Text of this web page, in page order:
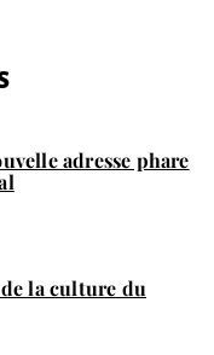
adresse phare
la culture du